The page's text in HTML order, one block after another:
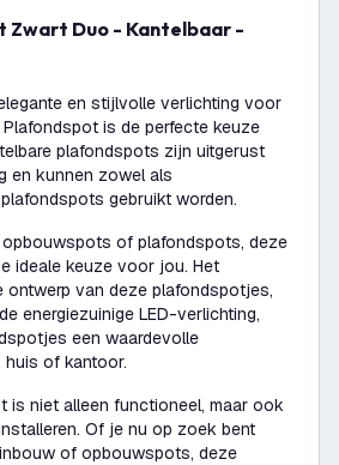
en stijlvolle verlichting voor
Plafondspot is de perfecte keuze
plafondspots zijn uitgerust
en kunnen zowel als
gebruikt worden.
of plafondspots, deze
ideale keuze voor jou. Het
ontwerp van deze plafondspotjes,
energiezuinige LED-verlichting,
een waardevolle
of kantoor.
is niet alleen functioneel, maar ook
Of je nu op zoek bent
of opbouwspots, deze